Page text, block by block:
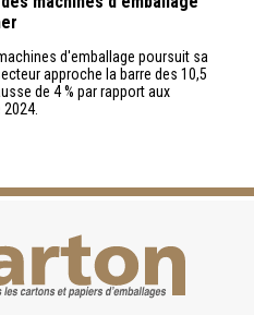
d'emballage poursuit sa
approche la barre des 10,5
de 4 % par rapport aux